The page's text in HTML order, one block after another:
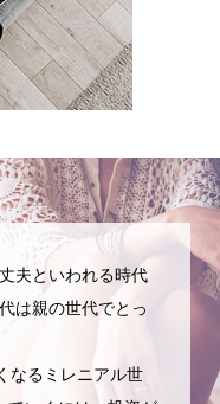
夫といわれる時代
は親の世代でとっ
なるミレニアル世